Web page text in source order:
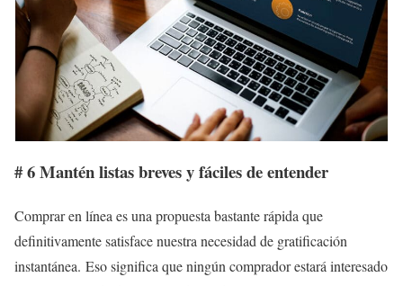
# 6 Mantén listas breves y fáciles de entender
Comprar en línea es una propuesta bastante rápida que
definitivamente satisface nuestra necesidad de gratificación
instantánea. Eso significa que ningún comprador estará interesado